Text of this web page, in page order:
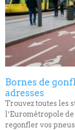
Bornes de
adresses
Trouvez toutes les
l’Eurométropole
regonfler vos